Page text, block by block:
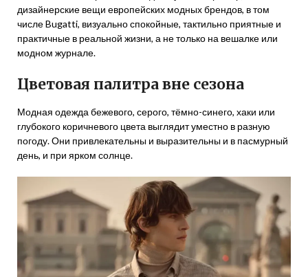
дизайнерские вещи европейских модных брендов, в том
числе Bugatti, визуально спокойные, тактильно приятные и
практичные в реальной жизни, а не только на вешалке или
модном журнале.
Цветовая палитра вне сезона
Модная одежда бежевого, серого, тёмно-синего, хаки или
глубокого коричневого цвета выглядит уместно в разную
погоду. Они привлекательны и выразительны и в пасмурный
день, и при ярком солнце.